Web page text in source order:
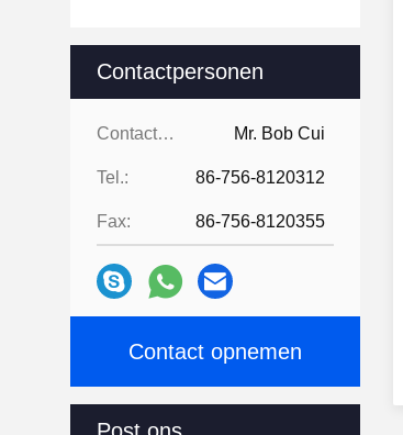
Contactpersonen
Contactpersonen: Mr. Bob Cui
Tel.: 86-756-8120312
Fax: 86-756-8120355
Contact opnemen